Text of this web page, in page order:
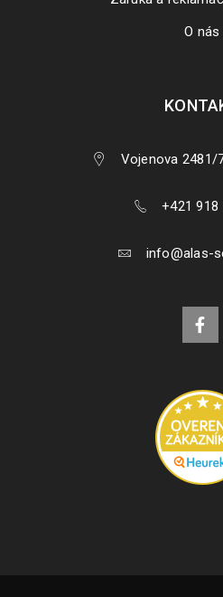
O nás
Vojenova 2481/
+421 918
info@alas-